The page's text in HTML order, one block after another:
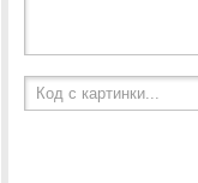
Код с картинки...